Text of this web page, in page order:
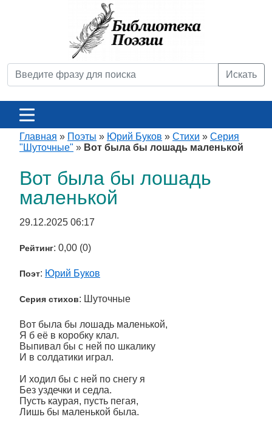
Искать
Главная » Поэты » Юрий Буков » Стихи » Серия
"Шуточные" » Вот была бы лошадь маленькой
Вот была бы лошадь
маленькой
29.12.2025 06:17
Рейтинг: 0,00 (0)
Поэт: Юрий Буков
Серия стихов: Шуточные
Вот была бы лошадь маленькой,
Я б её в коробку клал.
Выпивал бы с ней по шкалику
И в солдатики играл.
И ходил бы с ней по снегу я
Без уздечки и седла.
Пусть каурая, пусть пегая,
Лишь бы маленькой была.